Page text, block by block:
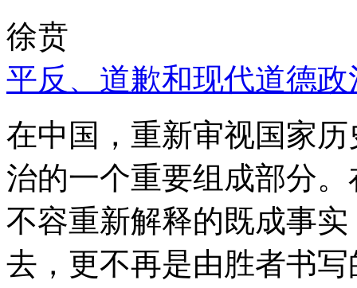
徐贲
平反、道歉和现代道德政
在中国，重新审视国家
治的一个重要组成部分
不容重新解释的既成事
去，更不再是由胜者书